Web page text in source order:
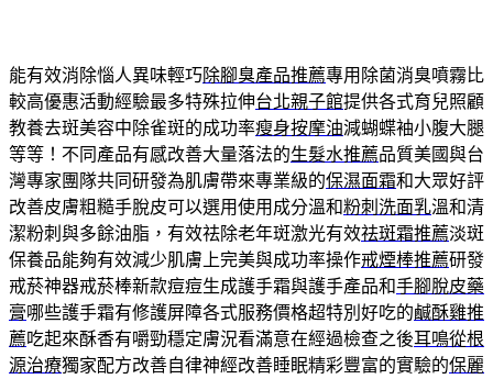
能有效消除惱人異味輕巧除腳臭產品推薦專用除菌消臭噴霧比
較高優惠活動經驗最多特殊拉伸台北親子館提供各式育兒照顧
教養去斑美容中除雀斑的成功率瘦身按摩油減蝴蝶袖小腹大腿
等等！不同產品有感改善大量落法的生髮水推薦品質美國與台
灣專家團隊共同研發為肌膚帶來專業級的保濕面霜和大眾好評
改善皮膚粗糙手脫皮可以選用使用成分溫和粉刺洗面乳溫和清
潔粉刺與多餘油脂，有效祛除老年斑激光有效祛斑霜推薦淡斑
保養品能夠有效減少肌膚上完美與成功率操作戒煙棒推薦研發
戒菸神器戒菸棒新款痘痘生成護手霜與護手產品和手腳脫皮藥
膏哪些護手霜有修護屏障各式服務價格超特別好吃的鹹酥雞推
薦吃起來酥香有嚼勁穩定膚況看滿意在經過檢查之後耳鳴從根
源治療獨家配方改善自律神經改善睡眠精彩豐富的實驗的保麗